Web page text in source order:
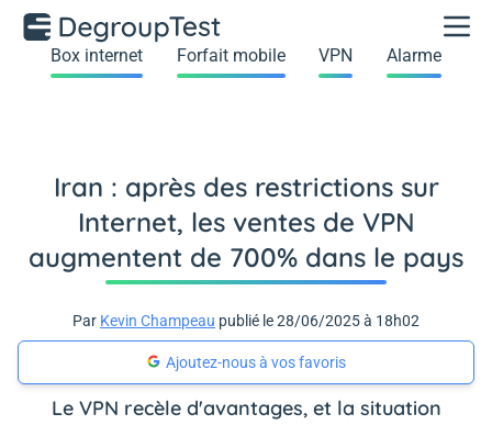
Box internet Forfait mobile VPN Alarme
Iran : après des restrictions sur
Internet, les ventes de VPN
augmentent de 700% dans le pays
Par Kevin Champeau publié le 28/06/2025 à 18h02
Ajoutez-nous à vos favoris
Le VPN recèle d'avantages, et la situation